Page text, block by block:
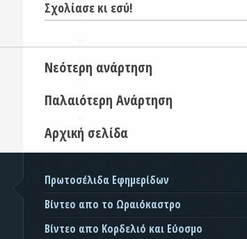
Σχολίασε κι εσύ!
Νεότερη ανάρτηση
Παλαιότερη Ανάρτηση
Αρχική σελίδα
Πρωτοσέλιδα Εφημερίδων
Βίντεο απο το Ωραιόκαστρο
Βίντεο απο Κορδελιό και Εύοσμο